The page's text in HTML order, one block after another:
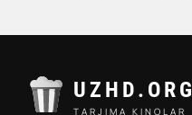
UZHD.ORG
TARJIMA KINOLAR